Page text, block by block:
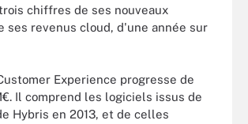
chiffres de ses nouveaux
ses revenus cloud, d'une année sur
Experience progresse de
Il comprend les logiciels issus de
Hybris en 2013, et de celles